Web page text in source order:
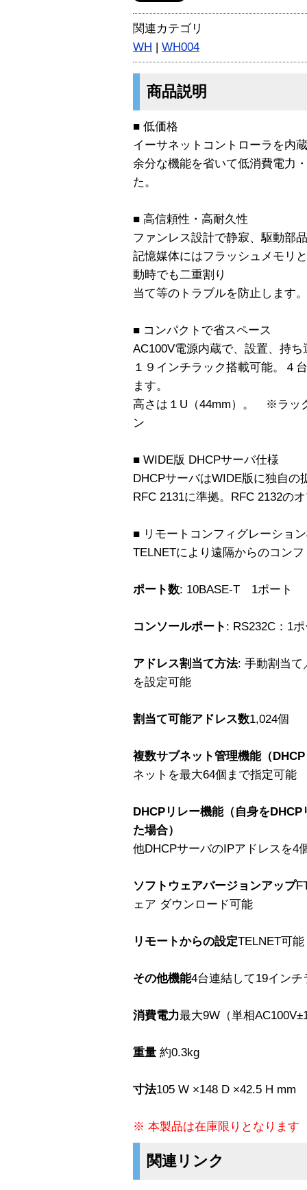
関連カテゴリ
WH | WH004
商品説明
■ 低価格
イーサネットコントローラを内
余分な機能を省いて低消費電力
た。
■ 高信頼性・高耐久性
ファンレス設計で静寂、駆動部
記憶媒体にはフラッシュメモリ
動時でも二重割り
当て等のトラブルを防止します。
■ コンパクトで省スペース
AC100V電源内蔵で、設置、持
１９インチラック搭載可能。４
ます。
高さは１U（44mm）。 ※ラッ
ン
■ WIDE版 DHCPサーバ仕様
DHCPサーバはWIDE版に独自の
RFC 2131に準拠。RFC 2132の
■ リモートコンフィグレーショ
TELNETにより遠隔からのコン
ポート数: 10BASE-T 1ポート
コンソールポート : RS232C：1
アドレス割当て方法: 手動割当て
を設定可能
割当て可能アドレス数1,024個
複数サブネット管理機能（
ネットを最大64個まで指定可能
DHCPリレー機能（自身を
た場合）
他DHCPサーバのIPアドレスを4
ソフトウェアバージョンアップ
ェア ダウンロード可能
リモートからの設定TELNET可能
その他機能4台連結して19イン
消費電力最大9W（単相
重量 約0.3kg
寸法105 W ×148 D ×42.5 H mm
※ 本製品は在庫限りとなります
関連リンク